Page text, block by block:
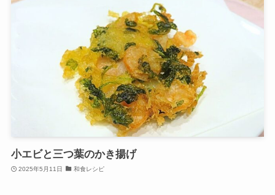
小エビと三つ葉のかき揚げ
2025年5月11日 和食レシピ